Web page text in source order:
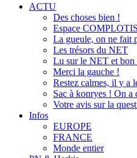
ACTU
Des choses bien !
Espace
La gueule, on ne fait
Les trésors du NET
Lu sur le NET et bon
Merci la gauche !
Restez calmes, il y a
Sac à konryes ! On a
Votre avis sur la
Infos
EUROPE
FRANCE
Monde entier